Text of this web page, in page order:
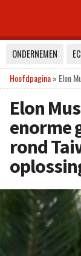
ONDERNEMEN
Hoofdpagina» Elon
Elon
enorme
rond